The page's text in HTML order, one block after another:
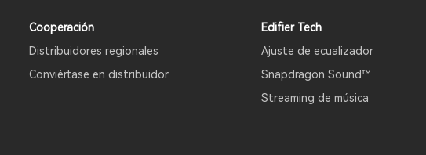
Cooperación
Distribuidores regionales
Conviértase en distribuidor
Edifier Tech
Ajuste de ecualizador
Snapdragon Sound™
Streaming de música